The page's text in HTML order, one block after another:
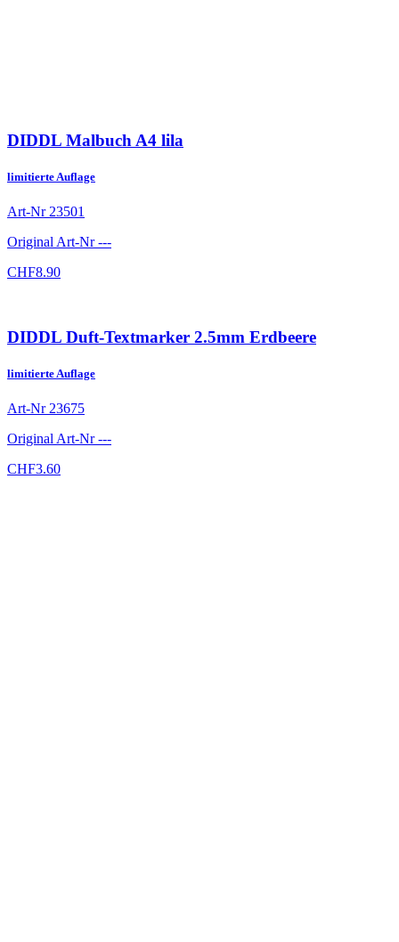
DIDDL Malbuch A4 lila
limitierte Auflage
Art-Nr 23501
Original Art-Nr---
CHF8.90
DIDDL Duft-Textmarker 2.5mm Erdbeere
limitierte Auflage
Art-Nr23675
Original Art-Nr---
CHF3.60